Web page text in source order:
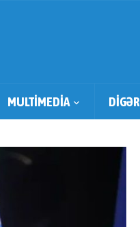
MULTİMEDİA DİGƏR